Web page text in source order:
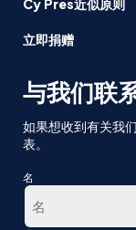
Cy Pres近似原则
立即捐赠
与我们联
如果想收到有关我
表。
名